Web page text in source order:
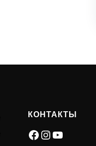
КОНТАКТЫ
Facebook Instagram YouTube